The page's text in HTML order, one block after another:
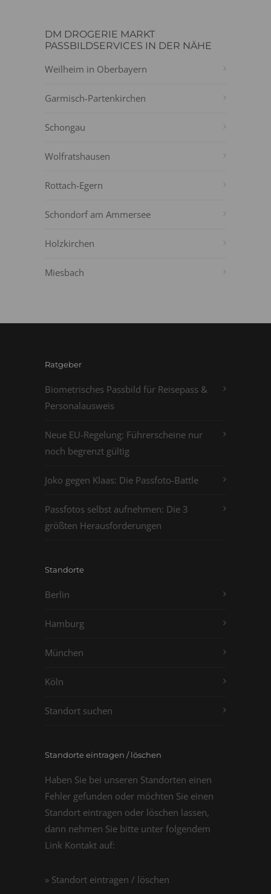
DM DROGERIE MARKT
PASSBILDSERVICES IN DER NÄHE
Weilheim in Oberbayern
Garmisch-Partenkirchen
Schongau
Wolfratshausen
Rottach-Egern
Schondorf am Ammersee
Holzkirchen
Miesbach
Ratgeber
Biometrisches Passbild für Reisepass &
Personalausweis
Neue EU-Regelung: Führerscheine nur
noch begrenzt gültig
Joko gegen Klaas: Die Passfoto-Battle
Passfotos selbst aufnehmen: Die 3
größten Herausforderungen
Standorte
Berlin
Hamburg
München
Köln
Standort suchen
Standorte eintragen / löschen
Haben Sie bei unseren Standorten einen
Fehler gefunden oder möchten Sie einen
Standort eintragen oder löschen lassen,
dann nehmen Sie bitte unter folgendem
Link Kontakt auf:
» Standort eintragen / löschen